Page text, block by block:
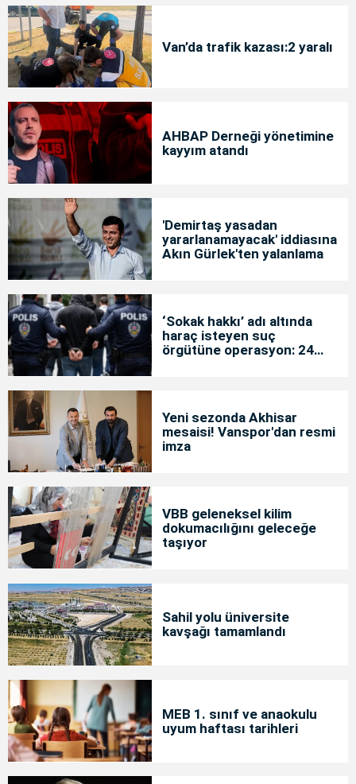
Van’da trafik kazası:2 yaralı
AHBAP Derneği yönetimine
kayyım atandı
'Demirtaş yasadan
yararlanamayacak' iddiasına
Akın Gürlek'ten yalanlama
‘Sokak hakkı’ adı altında
haraç isteyen suç
örgütüne operasyon: 24
Yeni sezonda Akhisar
mesaisi! Vanspor'dan resmi
imza
VBB geleneksel kilim
dokumacılığını geleceğe
taşıyor
Sahil yolu üniversite
kavşağı tamamlandı
MEB 1. sınıf ve anaokulu
uyum haftası tarihleri